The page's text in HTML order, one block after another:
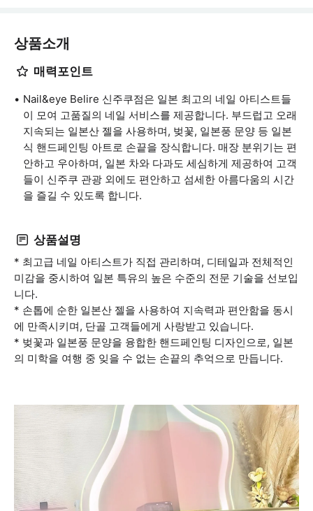
상품소개
매력포인트
Nail&eye Belire 신주쿠점은 일본 최고의 네일 아티스트들
이 모여 고품질의 네일 서비스를 제공합니다. 부드럽고 오래
지속되는 일본산 젤을 사용하며, 벚꽃, 일본풍 문양 등 일본
식 핸드페인팅 아트로 손끝을 장식합니다. 매장 분위기는 편
안하고 우아하며, 일본 차와 다과도 세심하게 제공하여 고객
들이 신주쿠 관광 외에도 편안하고 섬세한 아름다움의 시간
을 즐길 수 있도록 합니다.
상품설명
* 최고급 네일 아티스트가 직접 관리하며, 디테일과 전체적인
미감을 중시하여 일본 특유의 높은 수준의 전문 기술을 선보입
니다.
* 손톱에 순한 일본산 젤을 사용하여 지속력과 편안함을 동시
에 만족시키며, 단골 고객들에게 사랑받고 있습니다.
* 벚꽃과 일본풍 문양을 융합한 핸드페인팅 디자인으로, 일본
의 미학을 여행 중 잊을 수 없는 손끝의 추억으로 만듭니다.